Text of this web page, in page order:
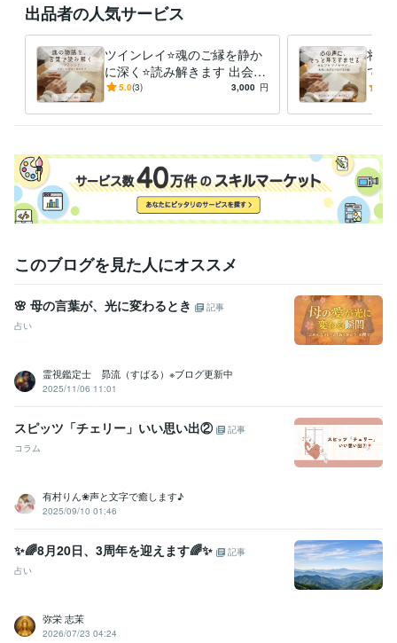
・第1希望
・第3希望
を【00分／30分】単位でお知らせください。
確認後、ご返信いたします。
落ち着いた対話を大切にしているため、
状況によってはすぐにお応えできない場合もあります。
その点、あらかじめご了承ください。
安心して立ち寄れる場所でありたいと思っています。
もし今がそのタイミングでしたら、
ライフスタイル・その他 / 講師・インストラクター
ライフスタイル・その他 / スタイリスト
ライフスタイル・その他 / マッサージ師・セラピスト
経験年数 : 18
年
ココナラデビューしました。
資格・検定
整体師 取得年 : 2005年
カラーセラピスト
得意分野
悩み相談・カウンセリング
出品者の人気サービス
ツインレイ⭐️魂のご縁を静か
に深く⭐️読み解きます 出会い
の意味と魂の学びを、やさし
5.0(3) 3,000 円
将来
で思
理に
す。
このブログを見た人にオススメ
🌸 母の言葉が、光に変わるとき
記事
占い
霊視鑑定士 昴流（すばる）※ブログ更新中
2025/11/06 11:01
スピッツ「チェリー」いい思い出②
記事
コラム
有村りん❀声と文字で癒します♪
2025/09/10 01:46
✨🌈8月20日、3周年を迎えます🌈✨
記事
占い
弥栄 志茉
2026/07/23 04:24